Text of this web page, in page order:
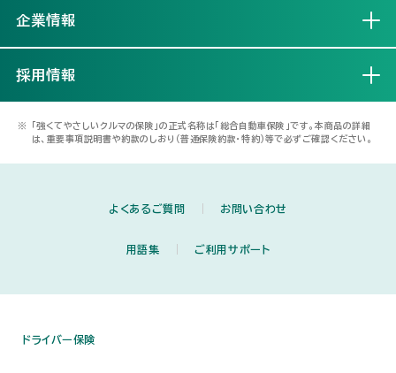
企業情報
採用情報
※
「強くてやさしいクルマの保険」の正式名称は「総合自動車保険」です。本商品の詳細
は、重要事項説明書や約款のしおり（普通保険約款・特約）等で必ずご確認ください。
よくあるご質問 お問い合わせ
用語集 ご利用サポート
ドライバー保険